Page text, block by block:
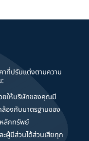
าที่ปรับแต่งตามความ
ยให้บริษัทของคุณมี
องกับมาตรฐานของ
ลักทรัพย์
ผู้มีส่วนได้ส่วนเสียทุก